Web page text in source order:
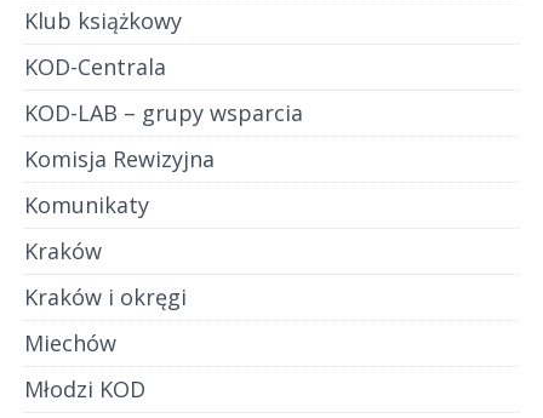
Klub książkowy
KOD-Centrala
KOD-LAB – grupy wsparcia
Komisja Rewizyjna
Komunikaty
Kraków
Kraków i okręgi
Miechów
Młodzi KOD